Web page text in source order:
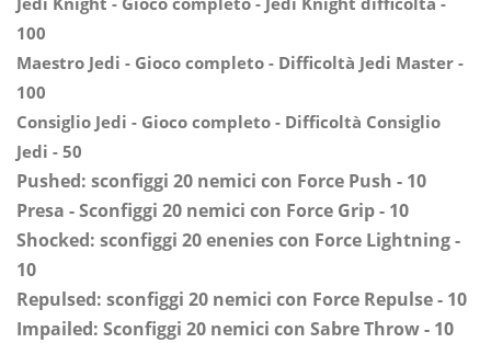
100
Maestro Jedi - Gioco completo - Difficoltà Jedi Master -
100
Consiglio Jedi - Gioco completo - Difficoltà Consiglio
Jedi - 50
Pushed: sconfiggi 20 nemici con Force Push - 10
Presa - Sconfiggi 20 nemici con Force Grip - 10
Shocked: sconfiggi 20 enenies con Force Lightning -
10
Repulsed: sconfiggi 20 nemici con Force Repulse - 10
Impailed: Sconfiggi 20 nemici con Sabre Throw - 10